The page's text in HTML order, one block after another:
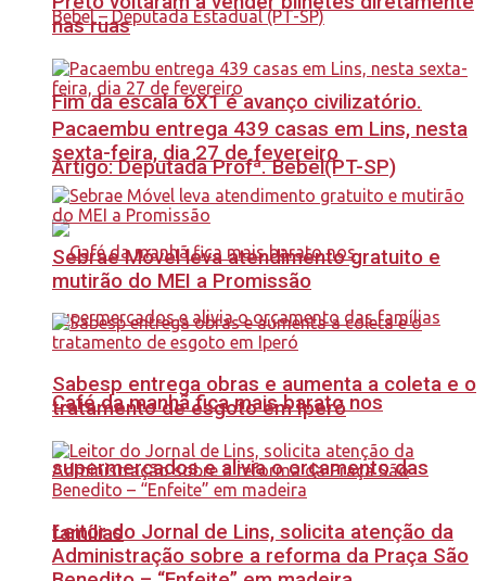
Fim da escala 6X1 é avanço civilizatório.
Artigo: Deputada Profª. Bebel(PT-SP)
Café da manhã fica mais barato nos
supermercados e alivia o orçamento das
famílias
nas ruas
Pacaembu entrega 439 casas em Lins, nesta
sexta-feira, dia 27 de fevereiro
Sebrae Móvel leva atendimento gratuito e
mutirão do MEI a Promissão
Sabesp entrega obras e aumenta a coleta e o
tratamento de esgoto em Iperó
Leitor do Jornal de Lins, solicita atenção da
Administração sobre a reforma da Praça São